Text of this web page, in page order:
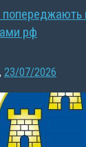
попереджають
рф
, 23/07/2026